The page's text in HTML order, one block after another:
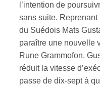
l’intention de
sans suite.
du Suédois Mats
paraître une nouvelle
Rune Grammofon.
réduit la vitesse
passe de dix-sept à